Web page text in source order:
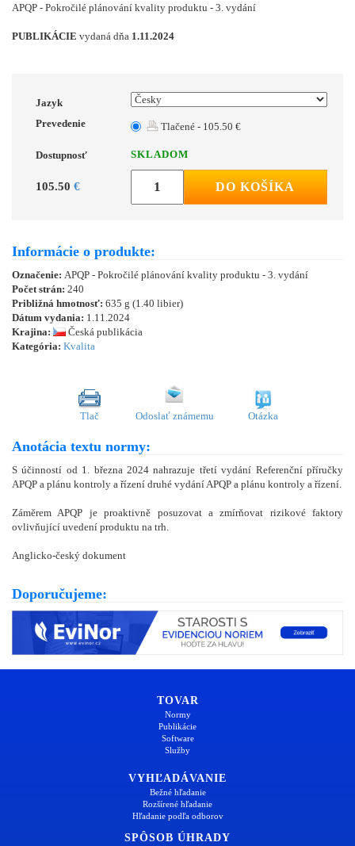
APQP - Pokročilé plánování kvality produktu - 3. vydání
PUBLIKÁCIE vydaná dňa 1.11.2024
Jazyk
Prevedenie
Tlačené - 105.50 €
Dostupnosť SKLADOM
105.50 € DO KOŠÍKA
Informácie o produkte:
Označenie: APQP - Pokročilé plánování kvality produktu - 3. vydání
Počet strán: 240
Približná hmotnosť: 635 g (1.40 libier)
Dátum vydania: 1.11.2024
Krajina:
Česká publikácia
Kategória: Kvalita
Tlač Odoslať známemu Otázka
Anotácia textu normy:
S účinností od 1. března 2024 nahrazuje třetí vydání Referenční příručky
APQP a plánu kontroly a řízení druhé vydání APQP a plánu kontroly a řízení.
Záměrem APQP je proaktivně posuzovat a zmírňovat rizikové faktory
ovlivňující uvedení produktu na trh.
Anglicko-český dokument
Doporučujeme:
TOVAR
Normy
Publikácie
Software
Služby
VYHĽADÁVANIE
Bežné hľadanie
Rozšírené hľadanie
Hľadanie podľa odborov
SPÔSOB ÚHRADY